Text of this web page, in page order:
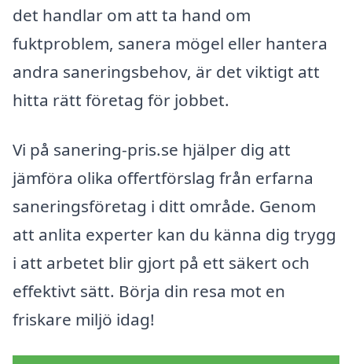
det handlar om att ta hand om
fuktproblem, sanera mögel eller hantera
andra saneringsbehov, är det viktigt att
hitta rätt företag för jobbet.
Vi på sanering-pris.se hjälper dig att
jämföra olika offertförslag från erfarna
saneringsföretag i ditt område. Genom
att anlita experter kan du känna dig trygg
i att arbetet blir gjort på ett säkert och
effektivt sätt. Börja din resa mot en
friskare miljö idag!